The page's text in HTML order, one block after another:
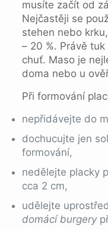
musíte začít od
Nejčastěji se
stehen nebo
– 20 %. Právě
chuť. Maso je
doma nebo u
Při formování
nepřidávejte do
dochucujte jen
formování,
nedělejte placky
cca 2 cm,
udělejte
domácí burgery